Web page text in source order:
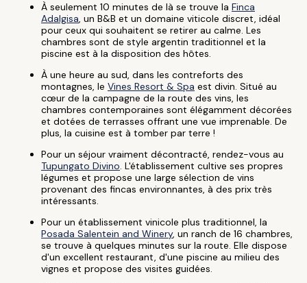
À seulement 10 minutes de là se trouve la Finca
Adalgisa, un B&B et un domaine viticole discret, idéal
pour ceux qui souhaitent se retirer au calme. Les
chambres sont de style argentin traditionnel et la
piscine est à la disposition des hôtes.
À une heure au sud, dans les contreforts des
montagnes, le Vines Resort & Spa est divin. Situé au
cœur de la campagne de la route des vins, les
chambres contemporaines sont élégamment décorées
et dotées de terrasses offrant une vue imprenable. De
plus, la cuisine est à tomber par terre !
Pour un séjour vraiment décontracté, rendez-vous au
Tupungato Divino. L'établissement cultive ses propres
légumes et propose une large sélection de vins
provenant des fincas environnantes, à des prix très
intéressants.
Pour un établissement vinicole plus traditionnel, la
Posada Salentein and Winery, un ranch de 16 chambres,
se trouve à quelques minutes sur la route. Elle dispose
d'un excellent restaurant, d'une piscine au milieu des
vignes et propose des visites guidées.